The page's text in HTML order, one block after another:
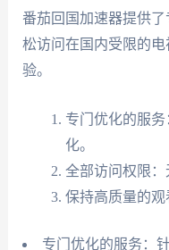
番茄回国加速器提供
松访问在国内受限的
验。
专门优化的服
化。
全部访问权限：
保持高质量的观
专门优化的服务：